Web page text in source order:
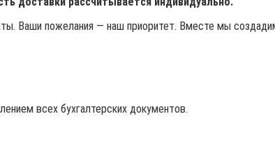
Ваши пожелания — наш приоритет. Вместе мы
всех бухгалтерских документов.